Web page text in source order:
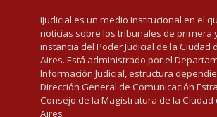
iJudicial es un medio institucional en el
noticias sobre los tribunales de primera
instancia del Poder Judicial de la Ciudad
Aires. Está administrado por el
Información Judicial, estructura
Dirección General de Comunicación
Consejo de la Magistratura de la Ciudad
Aires